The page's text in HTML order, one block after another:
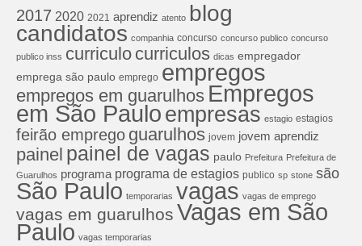
2017 2020 2021 aprendiz atento blog
candidatos companhia concurso concurso publico concurso
publico inss curriculo curriculos dicas empregador
emprega são paulo emprego empregos
empregos em guarulhos Empregos
em São Pauloempresas estagio estagios
feirão emprego guarulhos jovem jovem aprendiz
painel painel de vagas paulo Prefeitura Prefeitura de
Guarulhos programa programa de estagios publico sp stone são
São Paulo temporarias vagas vagas de emprego
vagas em guarulhos Vagas em São
Paulo vagas temporarias